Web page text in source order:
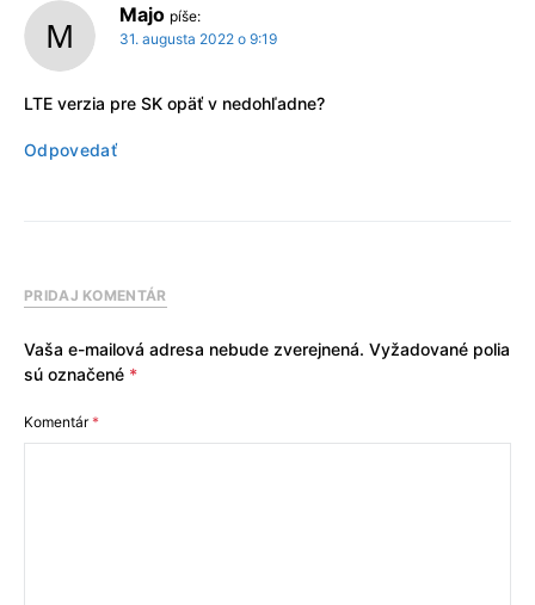
Majo píše:
31. augusta 2022 o 9:19
LTE verzia pre SK opäť v nedohľadne?
Odpovedať
PRIDAJ KOMENTÁR
Vaša e-mailová adresa nebude zverejnená. Vyžadované polia
sú označené *
Komentár*